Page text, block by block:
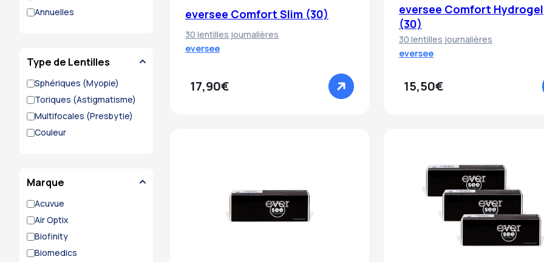
Annuelles
Type de Lentilles
Sphériques (myopie)
Toriques (astigmatisme)
Multifocales (presbytie)
Couleur
Marque
Acuvue
Air Optix
Biofinity
Biomedics
eversee Comfort Slim (30)
30 lentilles journalières
eversee
17,90€
eversee Comfort Hydrogel
(30)
30 lentilles journalières
eversee
15,50€